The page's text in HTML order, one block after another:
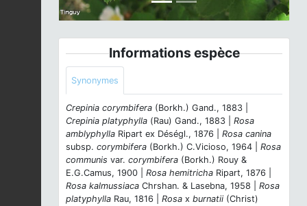
Informations espèce
Synonymes
Crepinia corymbifera (Borkh.) Gand., 1883 |
Crepinia platyphylla (Rau) Gand., 1883 | Rosa
amblyphylla Ripart ex Déségl., 1876 | Rosa canina
subsp. corymbifera (Borkh.) C.Vicioso, 1964 | Rosa
communis var. corymbifera (Borkh.) Rouy &
E.G.Camus, 1900 | Rosa hemitricha Ripart, 1876 |
Rosa kalmussiaca Chrshan. & Lasebna, 1958 | Rosa
platyphylla Rau, 1816 | Rosa x burnatii (Christ)